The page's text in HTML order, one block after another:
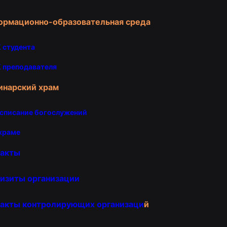
образовательная среда
храм
богослужений
организации
контролирующих организаций